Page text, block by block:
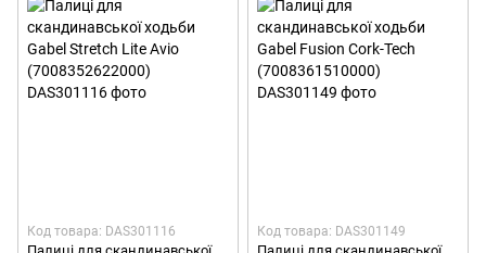
Код товара: DAS301116 Код товара: DAS301149